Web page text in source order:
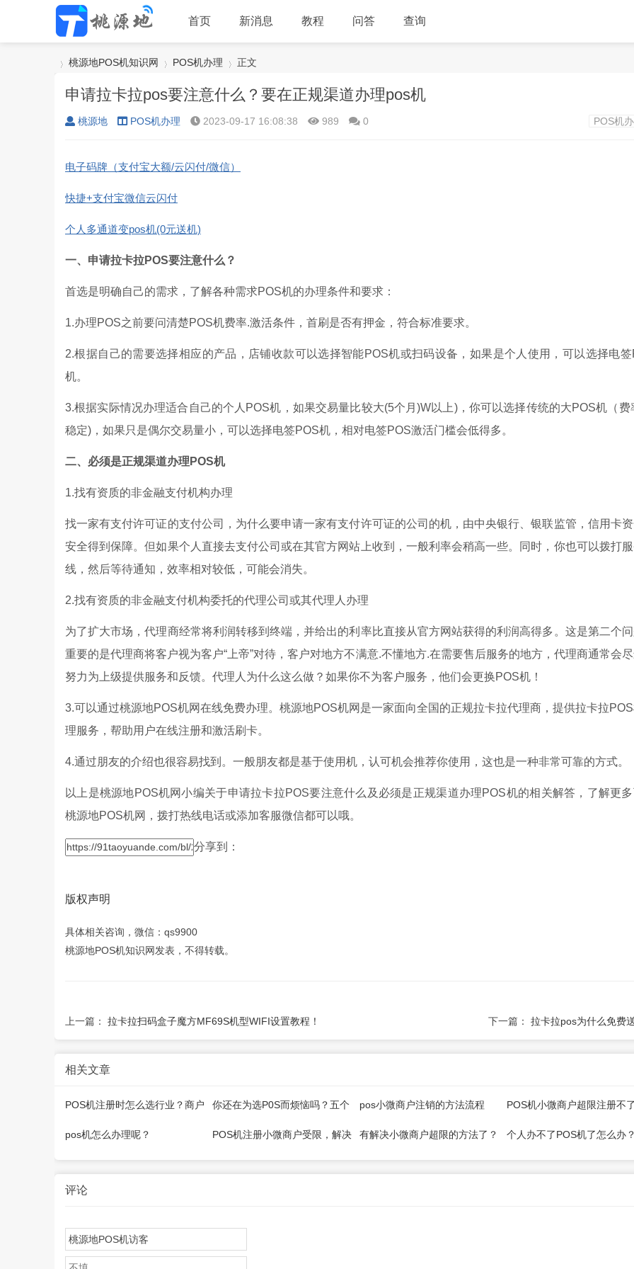
首页 新消息 教程 问答 查询
桃源地POS机知识网
›
POS机办理
›
正文
申请拉卡拉pos要注意什么？要在正规渠道办理pos机
桃源地 POS机办理 2023-09-17 16:08:38 989 0 POS机
电子码牌（支付宝大额/云闪付/微信）
快捷+支付宝微信云闪付
个人多通道变pos机(0元送机)
一、申请拉卡拉POS要注意什么？
首选是明确自己的需求，了解各种需求POS机的办理条件和要求：
1.办理POS之前要问清楚POS机费率.激活条件，首刷是否有押金，符合标准要求。
2.根据自己的需要选择相应的产品，店铺收款可以选择智能POS机或扫码设备，如果是个人使用，可以选择电签
机。
3.根据实际情况办理适合自己的个人POS机，如果交易量比较大(5个月)W以上)，你可以选择传统的大POS机（费
稳定)，如果只是偶尔交易量小，可以选择电签POS机，相对电签POS激活门槛会低得多。
二、必须是正规渠道办理POS机
1.找有资质的非金融支付机构办理
找一家有支付许可证的支付公司，为什么要申请一家有支付许可证的公司的机，由中央银行、银联监管，信用卡
安全得到保障。但如果个人直接去支付公司或在其官方网站上收到，一般利率会稍高一些。同时，你也可以拨打
线，然后等待通知，效率相对较低，可能会消失。
2.找有资质的非金融支付机构委托的代理公司或其代理人办理
为了扩大市场，代理商经常将利润转移到终端，并给出的利率比直接从官方网站获得的利润高得多。这是第二个问
重要的是代理商将客户视为客户“上帝”对待，客户对地方不满意.不懂地方.在需要售后服务的地方，代理商通常会
努力为上级提供服务和反馈。代理人为什么这么做？如果你不为客户服务，他们会更换POS机！
3.可以通过桃源地POS机网在线免费办理。桃源地POS机网是一家面向全国的正规拉卡拉代理商，提供拉卡拉
理服务，帮助用户在线注册和激活刷卡。
4.通过朋友的介绍也很容易找到。一般朋友都是基于使用机，认可机会推荐你使用，这也是一种非常可靠的方式。
以上是桃源地POS机网小编关于申请拉卡拉POS要注意什么及必须是正规渠道办理POS机的相关解答，了解更
桃源地POS机网，拨打热线电话或添加客服微信都可以哦。
分享到：
版权声明
具体相关咨询，微信：qs9900
桃源地POS机知识网发表，不得转载。
上一篇： 拉卡拉扫码盒子魔方MF69S机型WIFI设置教程！ 下一篇： 拉卡拉pos为什么免费
相关文章
POS机注册时怎么选行业？商户
名称怎么填写？
你还在为选P0S而烦恼吗？五个
建议帮你解决！
pos小微商户注销的方法流程
（仅供参考）
POS机小微商户超限注册不
么办？
pos机怎么办理呢？
POS机注册小微商户受限，解决
有解决小微商户超限的方法了？
个人办不了POS机了怎么办
评论